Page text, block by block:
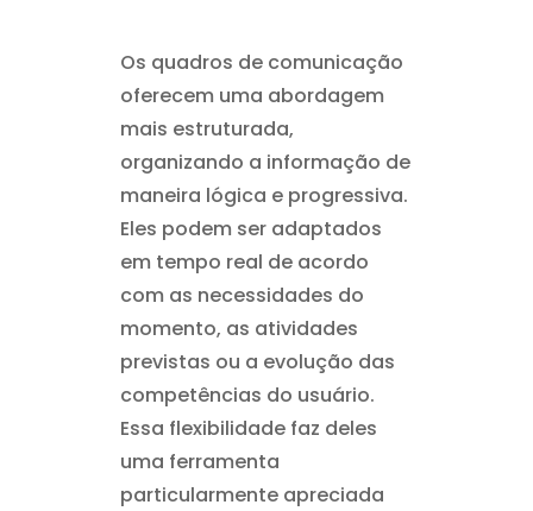
Os quadros de comunicação
oferecem uma abordagem
mais estruturada,
organizando a informação de
maneira lógica e progressiva.
Eles podem ser adaptados
em tempo real de acordo
com as necessidades do
momento, as atividades
previstas ou a evolução das
competências do usuário.
Essa flexibilidade faz deles
uma ferramenta
particularmente apreciada